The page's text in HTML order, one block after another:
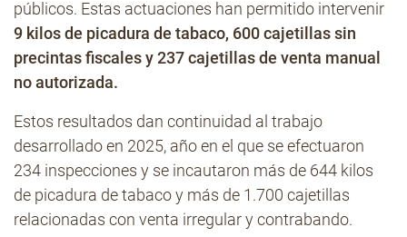
públicos. Estas actuaciones han permitido intervenir
9 kilos de picadura de tabaco, 600 cajetillas sin
precintas fiscales y 237 cajetillas de venta manual
no autorizada.
Estos resultados dan continuidad al trabajo
desarrollado en 2025, año en el que se efectuaron
234 inspecciones y se incautaron más de 644 kilos
de picadura de tabaco y más de 1.700 cajetillas
relacionadas con venta irregular y contrabando.